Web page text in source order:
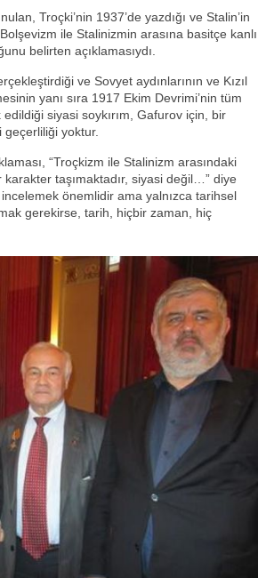
Troçki’nin 1937’de yazdığı ve Stalin’in
ile Stalinizmin arasına basitçe kanlı
belirten açıklamasıydı.
ve Sovyet aydınlarının ve Kızıl
yanı sıra 1917 Ekim Devrimi’nin tüm
siyasi soykırım, Gafurov için, bir
yoktur.
“Troçkizm ile Stalinizm arasındaki
karakter taşımaktadır, siyasi değil…” diye
önemlidir ama yalnızca tarihsel
gerekirse, tarih, hiçbir zaman, hiç